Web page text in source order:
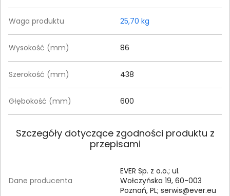
Waga produktu 25,70 kg
Wysokość (mm) 86
Szerokość (mm) 438
Głębokość (mm) 600
Szczegóły dotyczące zgodności produktu z
przepisami
Dane producenta
EVER Sp. z o.o.; ul.
Wołczyńska 19, 60-003
Poznań, PL; serwis@ever.eu